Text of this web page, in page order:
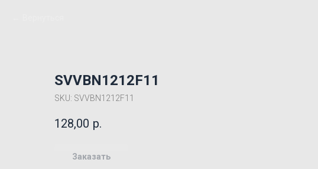
SVVBN1212F11
SKU: SVVBN1212F11
128,00 р.
Заказать